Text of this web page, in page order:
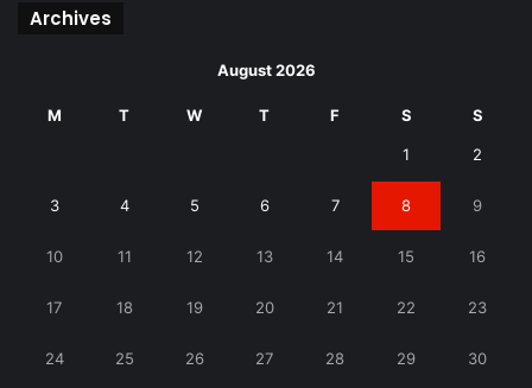
Archives
August 2026
M T W T F S S
1 2
3 4 5 6 7 8 9
10 11 12 13 14 15 16
17 18 19 20 21 22 23
24 25 26 27 28 29 30